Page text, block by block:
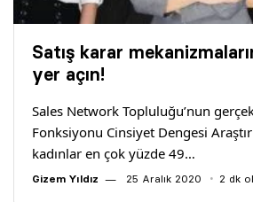
Satış karar
yer açın!
Sales Network Topluluğu’nun
Fonksiyonu Cinsiyet Dengesi
kadınlar en çok yüzde 49…
Gizem Yıldız 25 Aralık 2020 2 dk